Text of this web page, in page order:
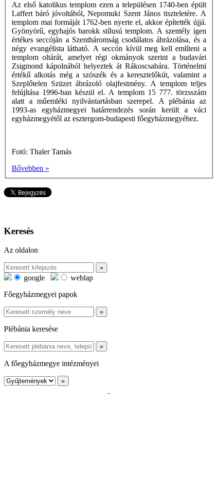
Az első katolikus templom ezen a településen 1740-ben épült
Laffert báró jóvoltából, Nepomuki Szent János tiszteletére. A
templom mai formáját 1762-ben nyerte el, akkor építették újjá.
Gyönyörű, egyhajós barokk stílusú templom. A szentély igen
értékes seccóján a Szentháromság csodálatos ábrázolása, és a
négy evangélista látható. A seccón kívül meg kell említeni a
templom oltárát, amelyet régi okmányok szerint a budavári
Zsigmond kápolnából helyeztek át Rákoscsabára. Történelmi
értékű alkotás még a szószék és a keresztelőkút, valamint a
Szeplőtelen Szüzet ábrázoló olajfestmény. A templom teljes
felújítása 1996-ban készül el. A templom 15 777. törzsszám
alatt a műemléki nyilvántartásban szerepel. A plébánia az
1993-as egyházmegyei határrendezés során került a váci
egyházmegyétől az esztergom-budapesti főegyházmegyéhez.
Fotó: Thaler Tamás
Bővebben »
Keresés
Az oldalon
google
weblap
Főegyházmegyei papok
Plébánia keresése
A főegyházmegye intézményei